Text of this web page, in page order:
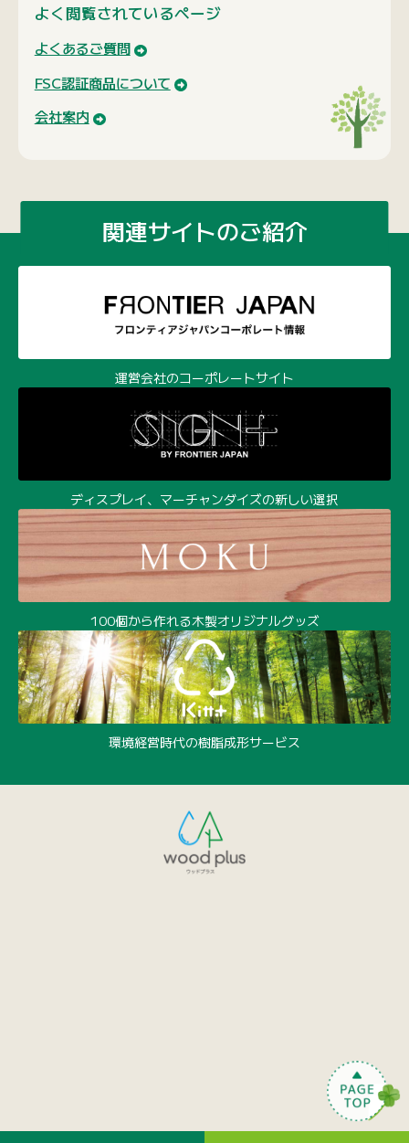
よく閲覧されているページ
よくあるご質問
FSC認証商品について
会社案内
関連サイトのご紹介
運営会社のコーポレートサイト
ディスプレイ、マーチャンダイズの新しい選択
100個から作れる木製オリジナルグッズ
環境経営時代の樹脂成形サービス